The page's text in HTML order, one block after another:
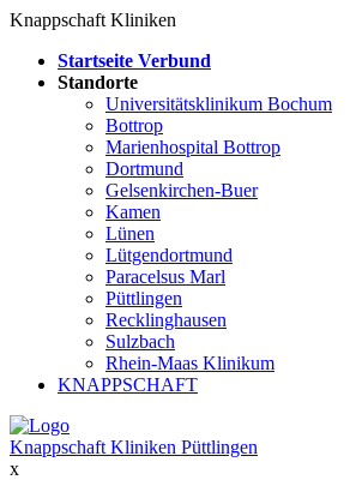
Knappschaft Kliniken
Startseite Verbund
Standorte
Universitätsklinikum Bochum
Bottrop
Marienhospital Bottrop
Dortmund
Gelsenkirchen-Buer
Kamen
Lünen
Lütgendortmund
Paracelsus Marl
Püttlingen
Recklinghausen
Sulzbach
Rhein-Maas Klinikum
KNAPPSCHAFT
Knappschaft Kliniken Püttlingen
x